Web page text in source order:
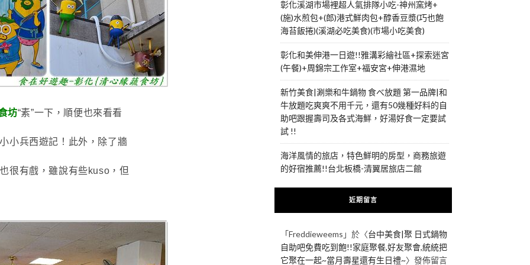
坊“素”一下 ，順便也來看看
小兵西遊記！此外 ， 除了牆
很有戲 ， 雖說有些kuso ，但
彰化溪湖市場裡超人氣排隊小吃-神州窯烤+
(施)水煎包+(郎)港式鮮肉包+醇香豆漿(巧也飽
海苔飯捲)(溪湖必吃美食)(市場小吃美食)
彰化和美伸港一日遊!!雅溝彩繪社區+探索迷宮
(午餐)+周錦宗工作室+福安宮+伸港濕地
新竹美食|涮樂和牛鍋物 食べ放題 第一品牌|和
牛放題吃爽爽不用千元，還有50幾種好料的自
助吧跟握壽司及各式海鮮，好湯好食一定要試
試 !!
海洋風情的旅店，特色鮮明的房型，商務旅遊
的好宿推薦!!台北板橋-清翼居旅店二館
近期留言
「Freddieweems 」於〈台中美食|聚 日式鍋物
自助吧免費吃到飽!!家庭聚餐,好友聚會,統統把
它聚在一起~當月壽星還有生日禮~〉發佈留言